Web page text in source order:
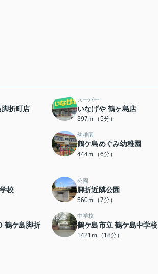
折町店
スーパー
いなげや 鶴ヶ島店
397ｍ（5分）
幼稚園
鶴ケ島めぐみ幼稚園
444ｍ（6分）
校
公園
脚折近隣公園
560ｍ（7分）
鶴ケ島脚折
中学校
鶴ケ島市立 鶴ケ島中学校
1421ｍ（18分）